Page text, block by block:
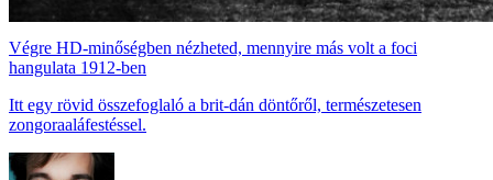
Végre HD-minőségben nézheted, mennyire más volt a foci
hangulata 1912-ben
Itt egy rövid összefoglaló a brit-dán döntőről, természetesen
zongoraaláfestéssel.